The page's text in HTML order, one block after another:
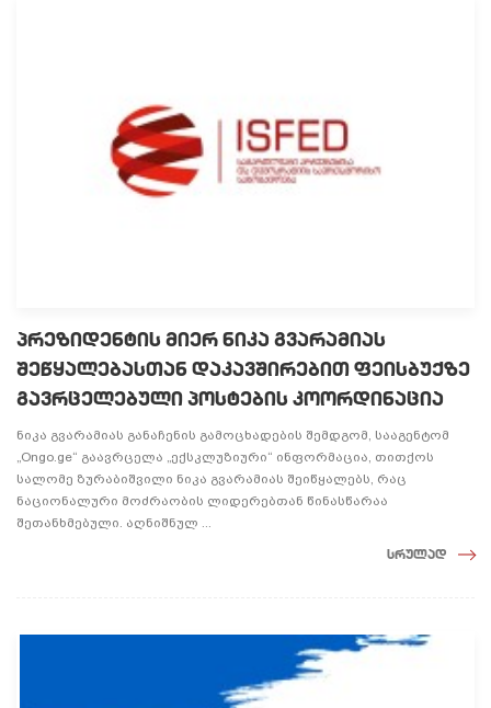
პრეზიდენტის მიერ ნიკა გვარამიას
შეწყალებასთან დაკავშირებით ფეისბუქზე
გავრცელებული პოსტების კოორდინაცია
ნიკა გვარამიას განაჩენის გამოცხადების შემდგომ, სააგენტომ
„Ongo.ge“ გაავრცელა „ექსკლუზიური“ ინფორმაცია, თითქოს
სალომე ზურაბიშვილი ნიკა გვარამიას შეიწყალებს, რაც
ნაციონალური მოძრაობის ლიდერებთან წინასწარაა
შეთანხმებული. აღნიშნულ ...
სრულად